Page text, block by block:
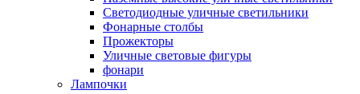
Светодиодные уличные светильники
Фонарные столбы
Прожекторы
Уличные световые фигуры
фонари
Лампочки